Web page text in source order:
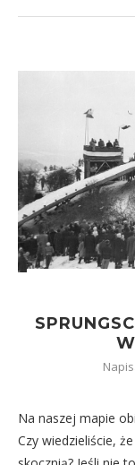
Na naszej mapie
Czy wiedzieliście,